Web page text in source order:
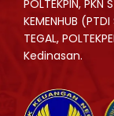
POLTEKPIN, PKN
KEMENHUB
TEGAL,
Kedinasan.